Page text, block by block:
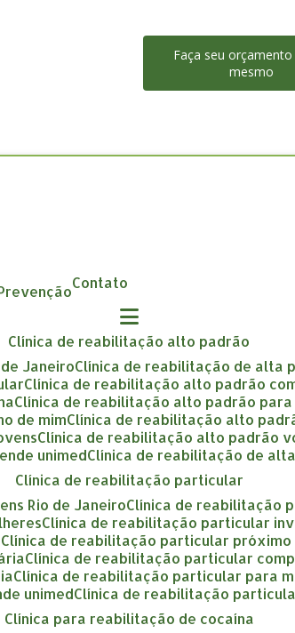
Faça seu
mesmo
Prevenção Contato
clínica de reabilitação alto padrão
Janeiro clínica de reabilitação de alta
clínica de reabilitação alto padrão
clínica de reabilitação alto padrão para
de mim clínica de reabilitação alto
clínica de reabilitação alto padrão
unimed clínica de reabilitação de
clínica de reabilitação particular
Rio de Janeiro clínica de reabilitação
clínica de reabilitação particular
clínica de reabilitação particular próximo
clínica de reabilitação particular
clínica de reabilitação particular para
unimed clínica de reabilitação
clínica para reabilitação de cocaína